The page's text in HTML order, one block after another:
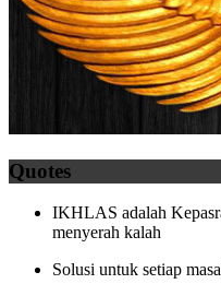
Quotes
IKHLAS adalah
menyerah kalah
Solusi untuk setiap